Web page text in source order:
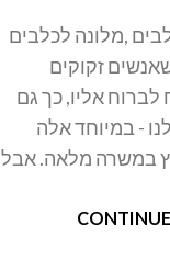
,מלונה לכלבים
זקוקים
אליו, כך גם
- במיוחד אלה
במשרה מלאה. אבל